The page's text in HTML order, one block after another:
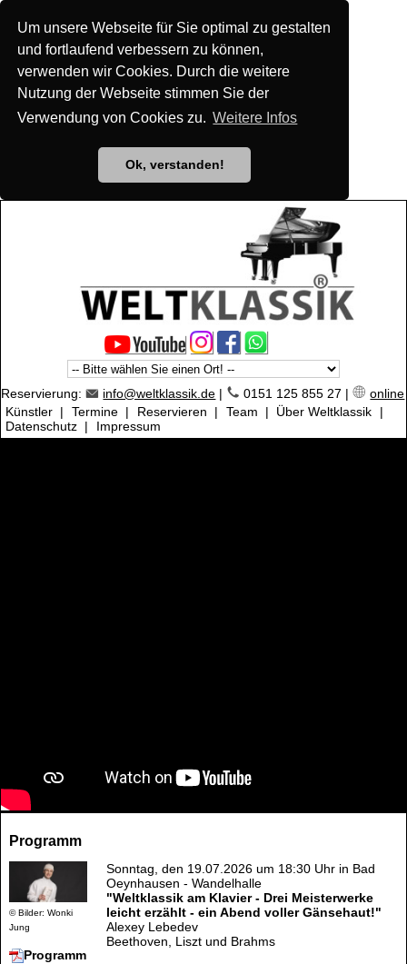
Um unsere Webseite für Sie optimal zu gestalten
und fortlaufend verbessern zu können,
verwenden wir Cookies. Durch die weitere
Nutzung der Webseite stimmen Sie der
Verwendung von Cookies zu. Weitere Infos
Ok, verstanden!
Reservierung: info@weltklassik.de | 0151 125 855 27 |
online
Künstler | Termine | Reservieren | Team | Über Weltklassik
|
Datenschutz | Impressum
Programm
© Bilder: Wonki
Jung
Programm
Sonntag, den 19.07.2026 um 18:30 Uhr in Bad
Oeynhausen - Wandelhalle
"Weltklassik am Klavier - Drei Meisterwerke
leicht erzählt - ein Abend voller Gänsehaut!"
Alexey Lebedev
Beethoven, Liszt und Brahms